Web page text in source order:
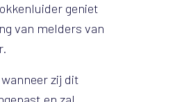
geniet
van melders van
zij dit